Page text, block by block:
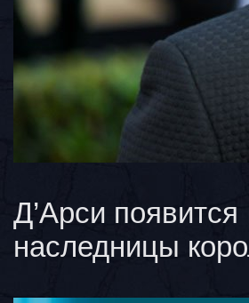
Д’Арси
наследницы